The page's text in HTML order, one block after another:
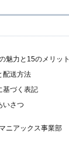
魅力と15のメリット
配送方法
基づく表記
いさつ
ニアックス事業部